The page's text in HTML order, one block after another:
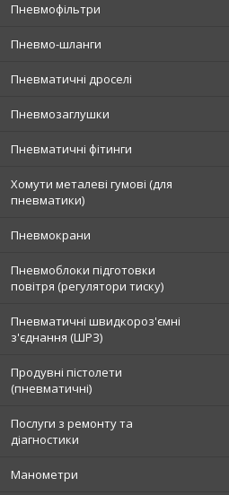
Пневмофільтри
Пневмо-шланги
Пневматичні дроселі
Пневмозаглушки
Пневматичні фітинги
Хомути металеві гумові (для
пневматики)
Пневмокрани
Пневмоблоки підготовки
повітря (регулятори тиску)
Пневматичні швидкороз'ємні
з'єднання (ШРЗ)
Продувні пістолети
(пневматичні)
Послуги з ремонту та
діагностики
Манометри